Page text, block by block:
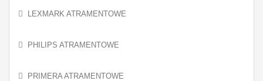
LEXMARK ATRAMENTOWE
PHILIPS ATRAMENTOWE
PRIMERA ATRAMENTOWE